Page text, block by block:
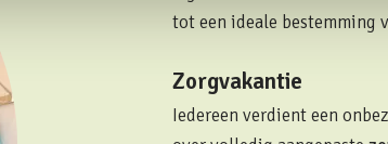
tot een ideale bestemming
Zorgvakantie
Iedereen verdient een